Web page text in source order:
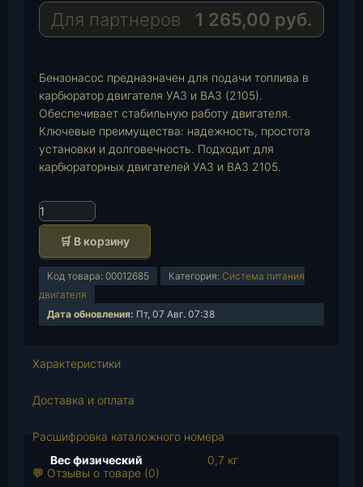
a
m
A
p
i
l
Для партнеров 1 265,00 руб.
Бензонасос предназначен для подачи топлива в
карбюратор двигателя УАЗ и ВАЗ (2105).
Обеспечивает стабильную работу двигателя.
Ключевые преимущества: надежность, простота
установки и долговечность. Подходит для
карбюраторных двигателей УАЗ и ВАЗ 2105.
К
о
и
е
в
т
в
р
🛒 В корзину
Код товара: 00012685 Категория: Система питания
двигателя
Дата обновления: Пт, 07 Авг. 07:38
Характеристики
Доставка и оплата
Расшифровка каталожного номера
💬 Отзывы о товаре (0)
Вес физический 0,7 кг